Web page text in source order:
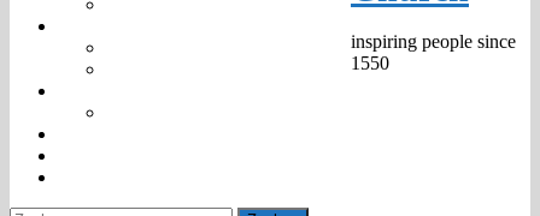
inspiring people since
1550